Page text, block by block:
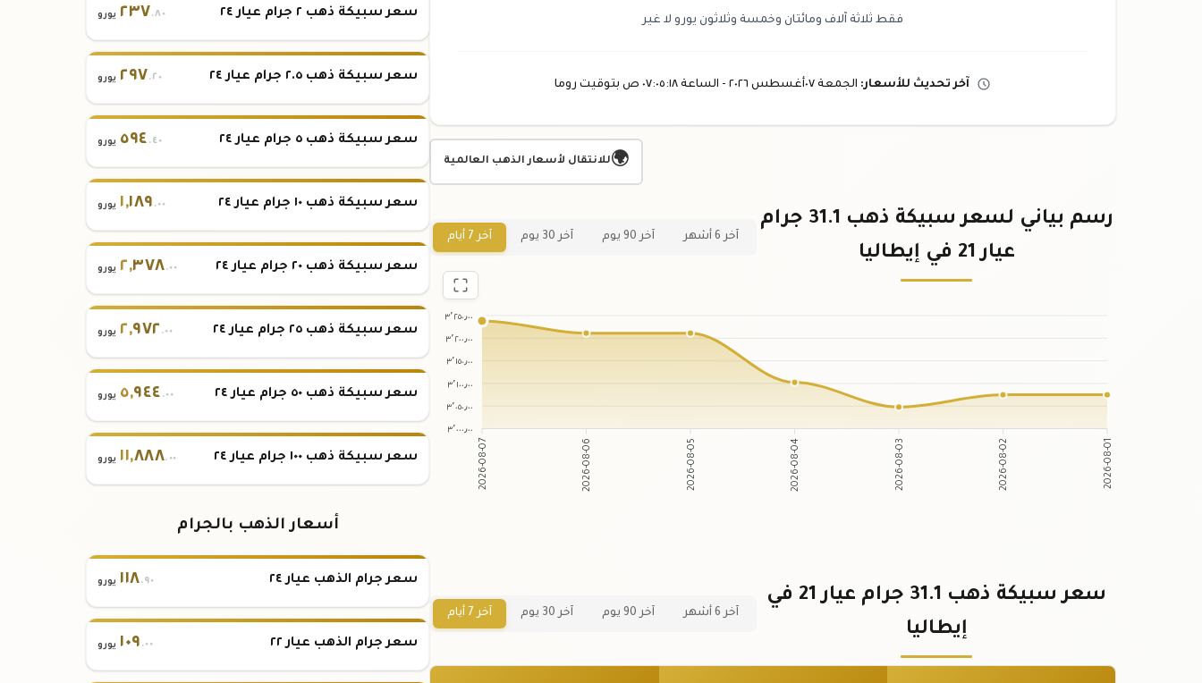
فقط ثلاثة آلاف ومائتان وخمسة وثلاثون يورو لا غير
آخر تحديث للأسعار: الجمعة ٠٧ أغسطس ٢٠٢٦ - الساعة :١٨ ص بتوقيت روما
🌍للانتقال لأسعار الذهب العالمية
رسم بياني لسعر سبيكة ذهب 31.1 جرام
عيار 21 في إيطاليا
آخر 6 أشهر آخر 90 يوم آخر 30 يوم آخر 7 أيام
٣٬٢٥٠٫٠٠
٣٬٢٠٠٫٠٠
٣٬١٥٠٫٠٠
٣٬١٠٠٫٠٠
٣٬٠٥٠٫٠٠
٣٬٠٠٠٫٠٠
2026-08-07 2026-08-06 2026-08-05 2026-08-04 2026-08-03 2026-08-02 2026-08-01
سعر سبيكة ذهب 31.1 جرام عيار 21 في
إيطاليا
آخر 6 أشهر آخر 90 يوم آخر 30 يوم آخر 7 أيام
سعر سبيكة ذهب ٢ جرام عيار ٢٤ ٢٣٧ .٨٠ يورو
سعر سبيكة ذهب ٢.٥ جرام عيار ٢٤ ٢٩٧ .٢٠ يورو
سعر سبيكة ذهب ٥ جرام عيار ٢٤ ٥٩٤ .٤٠ يورو
سعر سبيكة ذهب ١٠ جرام عيار ٢٤ ١,١٨٩ .٠٠ يورو
سعر سبيكة ذهب ٢٠ جرام عيار ٢٤ ٢,٣٧٨.٠٠ يورو
سعر سبيكة ذهب ٢٥ جرام عيار ٢٤ ٢,٩٧٢ .٠٠ يورو
سعر سبيكة ذهب ٥٠ جرام عيار ٢٤ ٥,٩٤٤ .٠٠ يورو
سعر سبيكة ذهب ١٠٠ جرام عيار ٢٤ ١١,٨٨٨.٠٠ يورو
أسعار الذهب بالجرام
سعر جرام الذهب عيار ٢٤ ١١٨.٩٠ يورو
سعر جرام الذهب عيار ٢٢ ١٠٩ .٠٠ يورو